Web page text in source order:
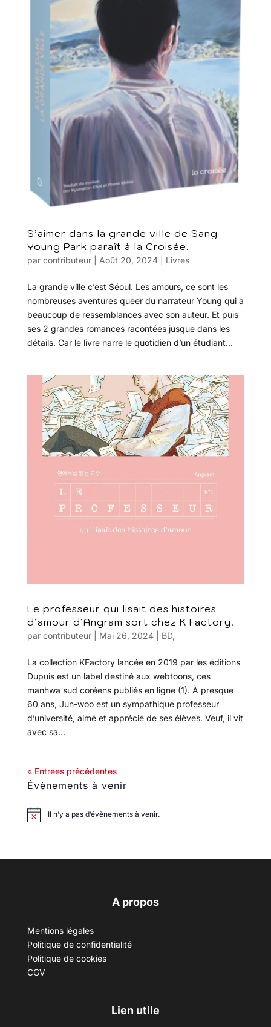
S’aimer dans la grande ville de Sang
Young Park paraît à la Croisée.
par contributeur| Août 20, 2024| Livres
La grande ville c’est Séoul. Les amours, ce sont les
nombreuses aventures queer du narrateur Young qui a
beaucoup de ressemblances avec son auteur. Et puis
ses 2 grandes romances racontées jusque dans les
détails. Car le livre narre le quotidien d’un étudiant...
Le professeur qui lisait des histoires
d’amour d’Angram sort chez K Factory.
par contributeur| Mai 26, 2024| BD,
La collection KFactory lancée en 2019 par les éditions
Dupuis est un label destiné aux webtoons, ces
manhwa sud coréens publiés en ligne (1). À presque
60 ans, Jun-woo est un sympathique professeur
d’université, aimé et apprécié de ses élèves. Veuf, il vit
avec sa...
« Entrées précédentes
Évènements à venir
Il n’y a pas d’évènements à venir.
A propos
Mentions légales
Politique de confidentialité
Politique de cookies
CGV
Lien utile